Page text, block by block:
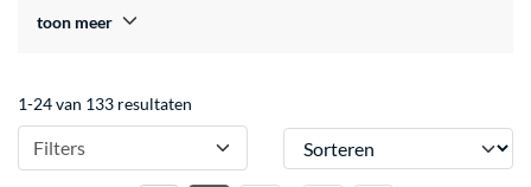
toon meer
1-24 van 133 resultaten
Filters Sorteren